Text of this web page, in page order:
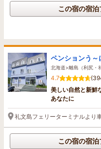
この宿の宿
ペンションう～
北海道>離島（利尻・
4.7
美しい自然と新鮮
あなたに
礼文島フェリーターミナルより
この宿の宿